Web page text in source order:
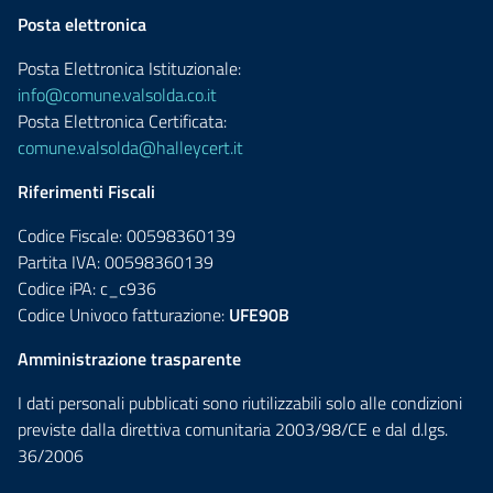
Posta elettronica
Posta Elettronica Istituzionale:
info@comune.valsolda.co.it
Posta Elettronica Certificata:
comune.valsolda@halleycert.it
Riferimenti Fiscali
Codice Fiscale: 00598360139
Partita IVA: 00598360139
Codice iPA: c_c936
Codice Univoco fatturazione: UFE90B
Amministrazione trasparente
I dati personali pubblicati sono riutilizzabili solo alle condizioni
previste dalla direttiva comunitaria 2003/98/CE e dal d.lgs.
36/2006